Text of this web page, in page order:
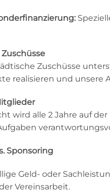
Zuschüsse
realisieren und unsere
wird alle 2 Jahre auf
Sponsoring
Geld- oder
Vereinsarbeit.